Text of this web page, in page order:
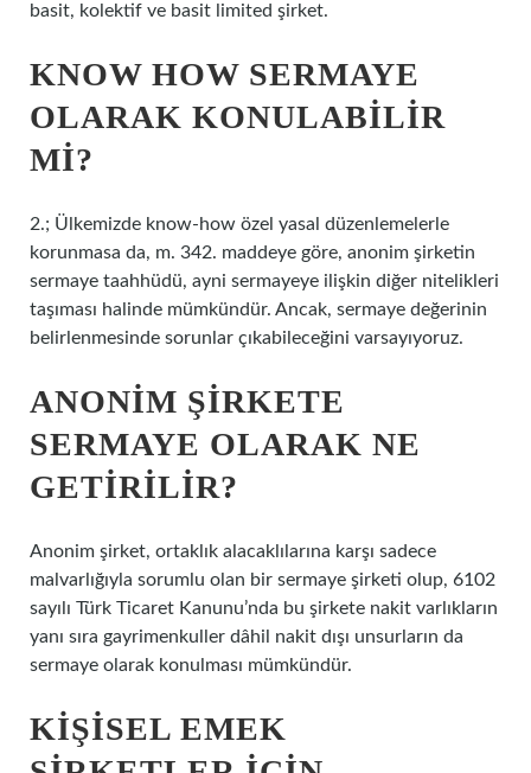
basit, kolektif ve basit limited şirket.
KNOW HOW SERMAYE
OLARAK KONULABILIR
MI?
2.; Ülkemizde know-how özel yasal düzenlemelerle
korunmasa da, m. 342. maddeye göre, anonim şirketin
sermaye taahhüdü, ayni sermayeye ilişkin diğer nitelikleri
taşıması halinde mümkündür. Ancak, sermaye değerinin
belirlenmesinde sorunlar çıkabileceğini varsayıyoruz.
ANONIM ŞIRKETE
SERMAYE OLARAK NE
GETIRILIR?
Anonim şirket, ortaklık alacaklılarına karşı sadece
malvarlığıyla sorumlu olan bir sermaye şirketi olup, 6102
sayılı Türk Ticaret Kanunu’nda bu şirkete nakit varlıkların
yanı sıra gayrimenkuller dâhil nakit dışı unsurların da
sermaye olarak konulması mümkündür.
KIŞISEL EMEK